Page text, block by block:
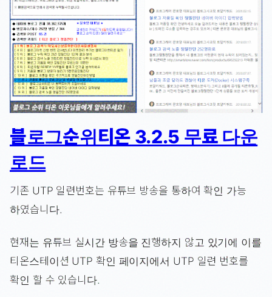
블로그순위티온 3.2.5 무료 다운
로드
기존 UTP 일련번호는 유튜브 방송을 통하여 확인 가능
하였습니다.
현재는 유튜브 실시간 방송을 진행하지 않고 있기에 이를
티온스테이션 UTP 확인 페이지에서 UTP 일련 번호를
확인 할 수 있습니다.